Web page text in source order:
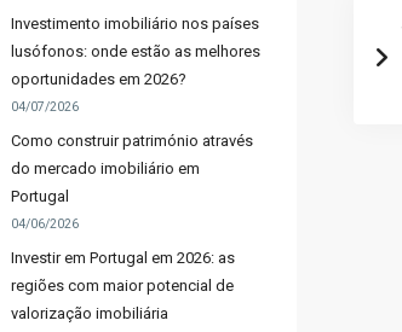
Investimento imobiliário nos países
lusófonos: onde estão as melhores
oportunidades em 2026?
04/07/2026
Como construir património através
do mercado imobiliário em
Portugal
04/06/2026
Investir em Portugal em 2026: as
regiões com maior potencial de
valorização imobiliária